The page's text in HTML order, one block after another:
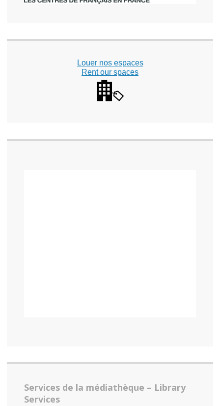
Louer nos espaces
Rent our spaces
Services de la médiathèque – Library
Services